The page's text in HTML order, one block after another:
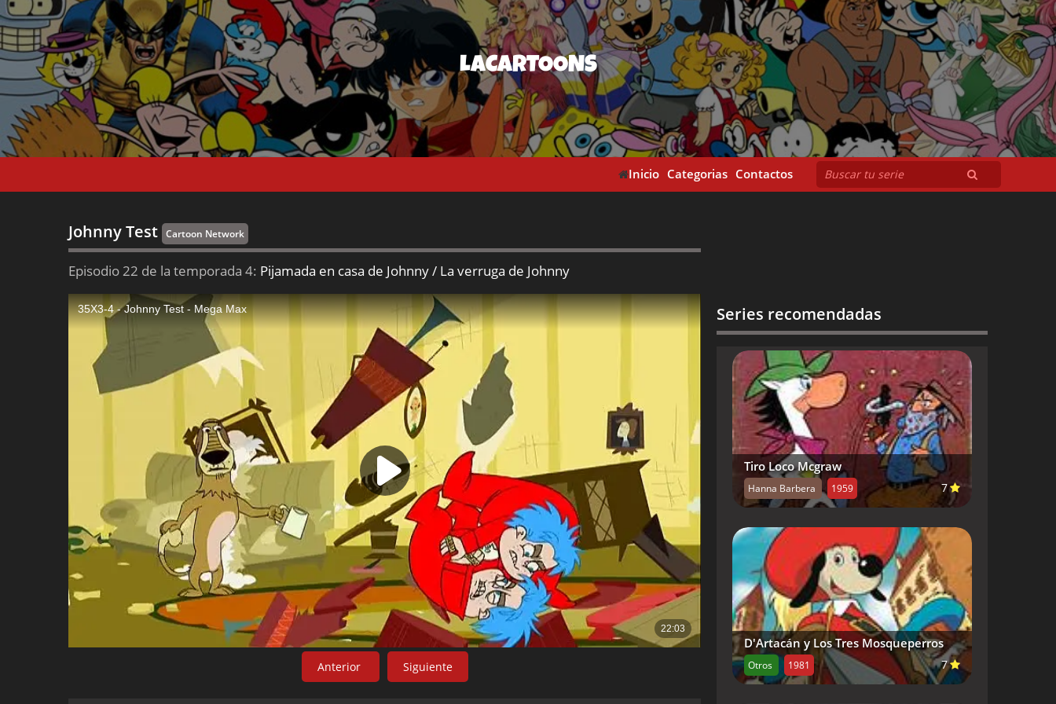
LACARTOONS
Inicio Categorias Contactos
Johnny Test Cartoon Network
Episodio 22 de la temporada 4: Pijamada en casa de Johnny / La verruga de Johnny
Anterior Siguiente
Series recomendadas
Tiro Loco Mcgraw
Hanna Barbera 1959 7
D'Artacán y Los Tres Mosqueperros
Otros 1981 7